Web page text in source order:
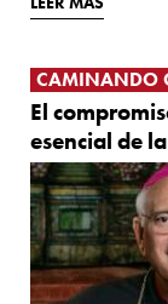
CAMINANDO
El
esencial de